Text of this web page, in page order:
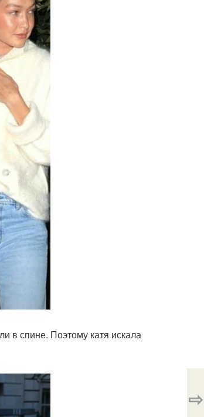
в спине. Поэтому катя искала
⇨